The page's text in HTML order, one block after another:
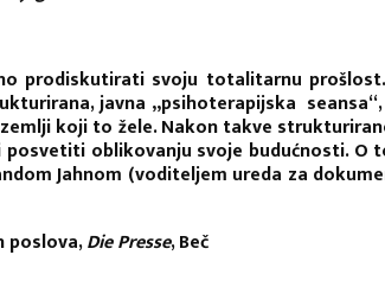
prodiskutirati svoju totalitarnu
javna „psihoterapijska
koji to žele. Nakon takve
posvetiti oblikovanju svoje budućnosti. O
Jahnom (voditeljem ureda za
poslova,Die Presse, Beč